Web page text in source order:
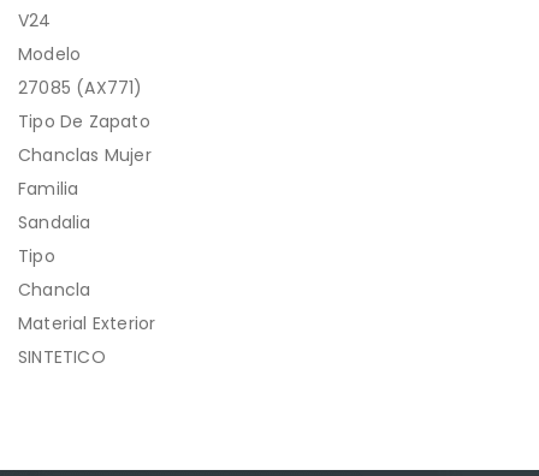
V24
Modelo
27085 (AX771)
Tipo De Zapato
Chanclas Mujer
Familia
Sandalia
Tipo
Chancla
Material Exterior
SINTETICO